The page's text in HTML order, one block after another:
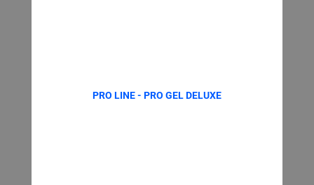
PRO LINE - PRO GEL DELUXE